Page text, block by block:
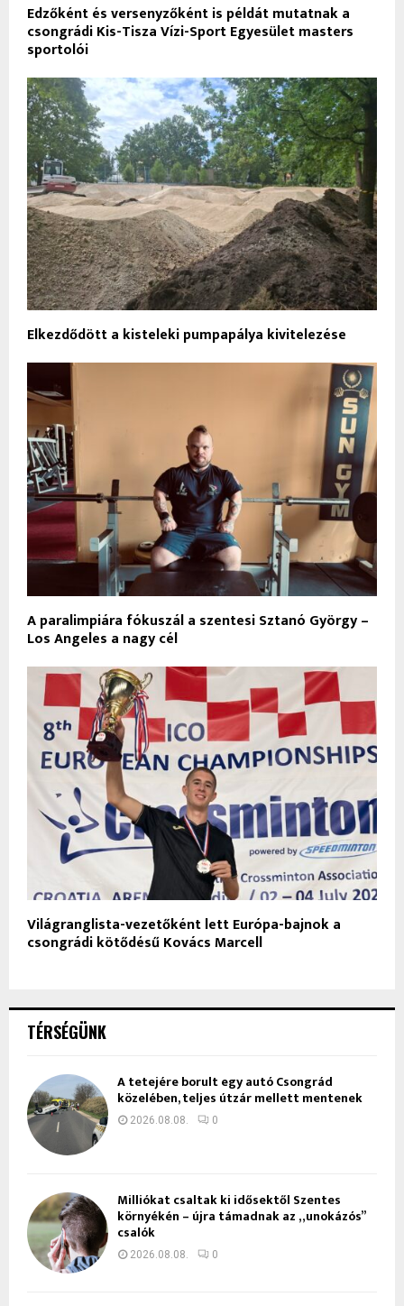
Edzőként és versenyzőként is példát mutatnak a
csongrádi Kis-Tisza Vízi-Sport Egyesület masters
sportolói
Elkezdődött a kisteleki pumpapálya kivitelezése
A paralimpiára fókuszál a szentesi Sztanó György –
Los Angeles a nagy cél
Világranglista-vezetőként lett Európa-bajnok a
csongrádi kötődésű Kovács Marcell
TÉRSÉGÜNK
A tetejére borult egy autó Csongrád
közelében, teljes útzár mellett mentenek
2026.08.08. 0
Milliókat csaltak ki idősektől Szentes
környékén – újra támadnak az „unokázós”
csalók
2026.08.08. 0